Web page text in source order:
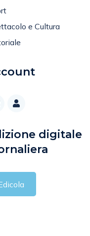
e Cultura
digitale